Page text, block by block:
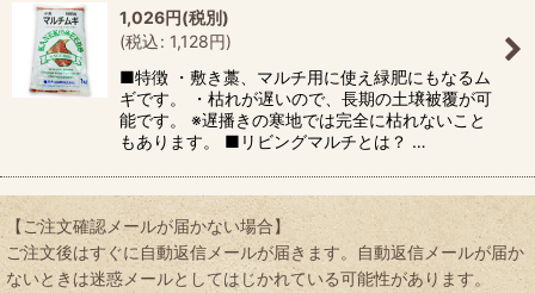
1,026円(税別)
(税込: 1,128円)
■特徴 ・敷き藁、マルチ用に使え緑肥にもなるム
ギです。 ・枯れが遅いので、長期の土壌被覆が可
能です。 ※遅播きの寒地では完全に枯れないこと
もあります。 ■リビングマルチとは？ …
【ご注文確認メールが届かない場合】
ご注文後はすぐに自動返信メールが届きます。自動返信メールが届か
ないときは迷惑メールとしてはじかれている可能性があります。